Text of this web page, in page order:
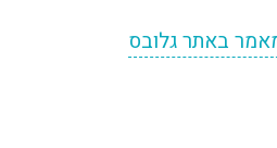
באתר גלובס